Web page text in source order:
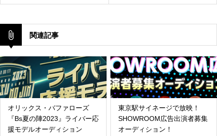
関連記事
オリックス・バファローズ
『Bs夏の陣2023』ライバー応
援モデルオーディション
東京駅サイネージで放映！
SHOWROOM広告出演者募集
オーディション！